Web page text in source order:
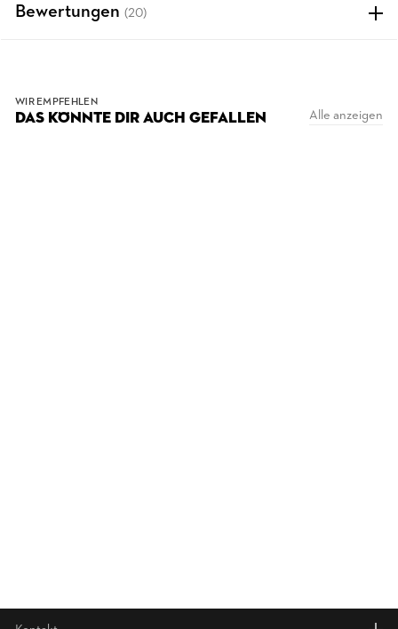
Bewertungen (20)
WIR EMPFEHLEN
DAS KÖNNTE DIR AUCH GEFALLEN Alle anzeigen